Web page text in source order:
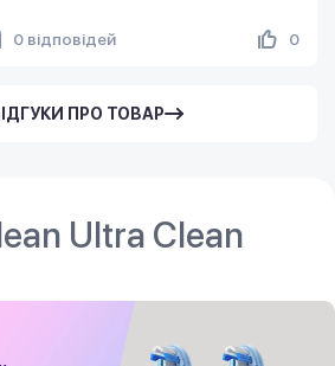
0 відповідей 0
ПРО ТОВАР
Ultra Clean